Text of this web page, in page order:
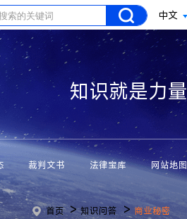
中文
知识就是力量
裁判文书 法律宝库 网站地图
首页 >知识问答 >商业秘密